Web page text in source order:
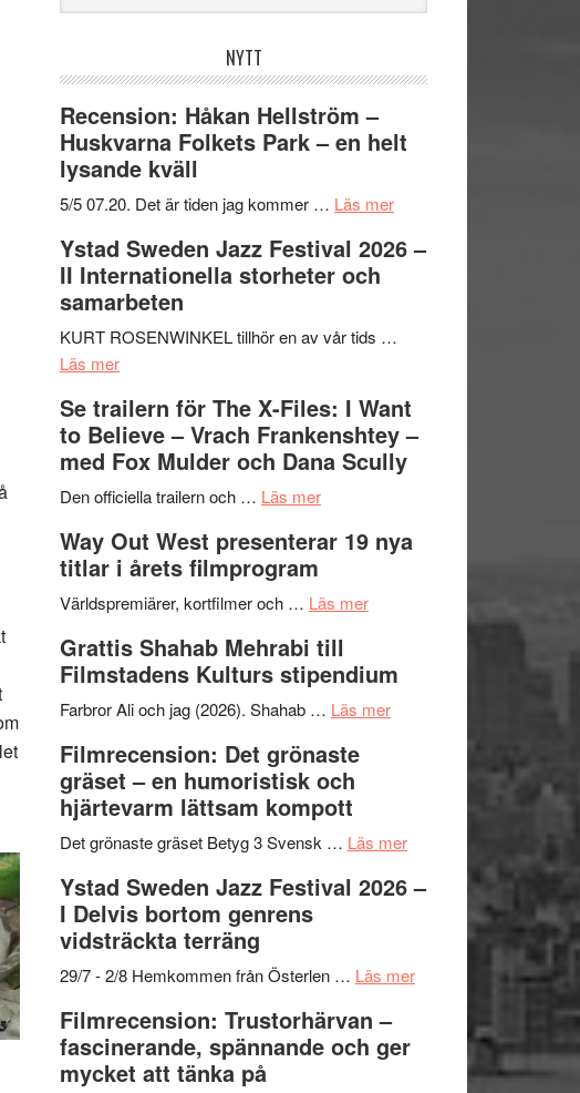
webbplatsen
NYTT
Recension: Håkan Hellström –
Huskvarna Folkets Park – en helt
lysande kväll
5/5 07.20. Det är tiden jag kommer … Läs merom
Håkan
–
en
helt
Ystad Sweden Jazz Festival 2026 –
II Internationella storheter och
samarbeten
KURT ROSENWINKEL tillhör en av vår tids …
Läs merom
Sweden
Jazz
Festival
2026
II
Internationella
storheter
samarbeten
Se trailern för The X-Files: I Want
to Believe – Vrach Frankenshtey –
med Fox Mulder och Dana Scully
Den officiella trailern och … Läs merom
trailern
The
Files:
I
Want
Believe
–
Vrach
Frankenshtey
med
och
Scully
Way Out West presenterar 19 nya
titlar i årets filmprogram
Världspremiärer, kortfilmer och … Läs merom
West
presenterar
årets
Grattis Shahab Mehrabi till
Filmstadens Kulturs stipendium
Farbror Ali och jag (2026). Shahab … Läs merom
Filmstadens
stipendium
Filmrecension: Det grönaste
gräset – en humoristisk och
hjärtevarm lättsam kompott
Det grönaste gräset Betyg 3 Svensk … Läs merom
Filmrecension:
Det
–
humoristisk
och
hjärtevarm
Ystad Sweden Jazz Festival 2026 –
I Delvis bortom genrens
vidsträckta terräng
29/7 - 2/8 Hemkommen från Österlen … Läs merom
Festival
Filmrecension: Trustorhärvan –
fascinerande, spännande och ger
mycket att tänka på